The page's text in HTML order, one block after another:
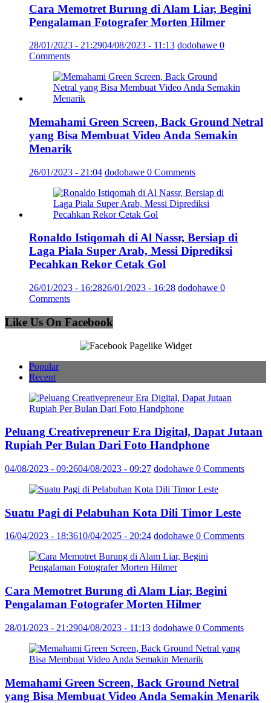
Cara Memotret Burung di Alam Liar, Begini
Pengalaman Fotografer Morten Hilmer
28/01/2023 - 21:2904/08/2023 - 11:13 dodohawe 0
Comments
Memahami Green Screen, Back Ground Netral
yang Bisa Membuat Video Anda Semakin
Menarik
26/01/2023 - 21:04 dodohawe 0 Comments
Ronaldo Istiqomah di Al Nassr, Bersiap di
Laga Piala Super Arab, Messi Diprediksi
Pecahkan Rekor Cetak Gol
26/01/2023 - 16:2826/01/2023 - 16:28 dodohawe 0
Comments
Like Us On Facebook
Popular
Recent
Peluang Creativepreneur Era Digital, Dapat Jutaan
Rupiah Per Bulan Dari Foto Handphone
04/08/2023 - 09:2604/08/2023 - 09:27 dodohawe 0 Comments
Suatu Pagi di Pelabuhan Kota Dili Timor Leste
16/04/2023 - 18:3610/04/2025 - 20:24 dodohawe 0 Comments
Cara Memotret Burung di Alam Liar, Begini
Pengalaman Fotografer Morten Hilmer
28/01/2023 - 21:2904/08/2023 - 11:13 dodohawe 0 Comments
Memahami Green Screen, Back Ground Netral
yang Bisa Membuat Video Anda Semakin Menarik